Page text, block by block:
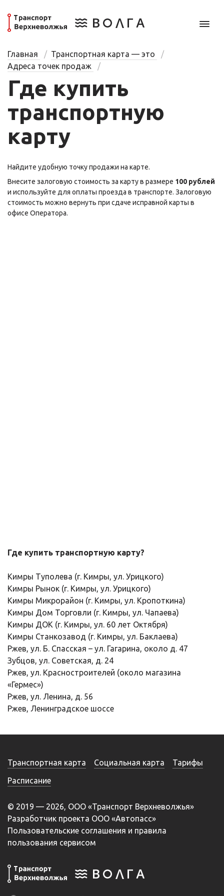
Главная
Транспортная карта — это
Адреса точек продаж
Где купить
транспортную
карту
Найдите удобную точку продажи на карте.
Внесите залоговую стоимость за карту в размере 100 рублей
и используйте для оплаты проезда в транспорте. Залоговую
стоимость можно вернуть при сдаче исправной карты в
офисе Оператора.
Где купить транспортную карту?
Кимры Туполева (г. Кимры, ул. Урицкого)
Кимры Рынок (г. Кимры, ул. Урицкого)
Кимры Микрорайон (г. Кимры, ул. Кропоткина)
Кимры Дом Торговли (г. Кимры, ул. Чапаева)
Кимры ДОК (г. Кимры, ул. 60 лет Октября)
Кимры Станкозавод (г. Кимры, ул. Баклаева)
Ржев, ул. Б. Спасская – ул. Гагарина, около д. 47
Зубцов, ул. Советская, д. 24
Ржев, ул. Красностроителей (около магазина
«Гермес»)
Ржев, ул. Ленина, д. 56
Ржев, Ленинградское шоссе
Транспортная карта Социальная карта
Тарифы
Расписание
© 2019 — 2026, ООО «Транспорт Верхневолжья»
Разработчик проекта ООО «Автопасс»
Пользовательские соглашения и правила
пользования сервисом